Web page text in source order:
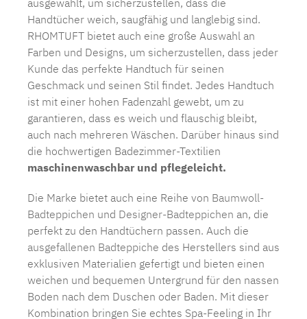
ausgewählt, um sicherzustellen, dass die
Handtücher weich, saugfähig und langlebig sind.
RHOMTUFT bietet auch eine große Auswahl an
Farben und Designs, um sicherzustellen, dass jeder
Kunde das perfekte Handtuch für seinen
Geschmack und seinen Stil findet. Jedes Handtuch
ist mit einer hohen Fadenzahl gewebt, um zu
garantieren, dass es weich und flauschig bleibt,
auch nach mehreren Wäschen. Darüber hinaus sind
die hochwertigen Badezimmer-Textilien
maschinenwaschbar und pflegeleicht.
Die Marke bietet auch eine Reihe von Baumwoll-
Badteppichen und Designer-Badteppichen an, die
perfekt zu den Handtüchern passen. Auch die
ausgefallenen Badteppiche des Herstellers sind aus
exklusiven Materialien gefertigt und bieten einen
weichen und bequemen Untergrund für den nassen
Boden nach dem Duschen oder Baden. Mit dieser
Kombination bringen Sie echtes Spa-Feeling in Ihr